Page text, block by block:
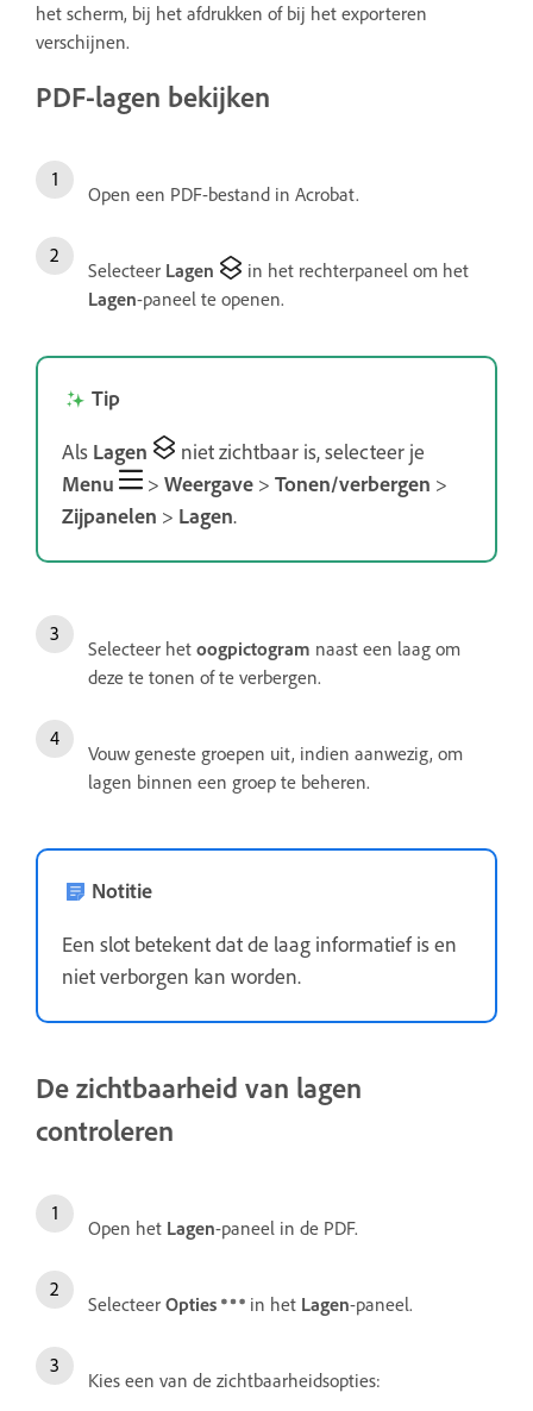
het scherm, bij het afdrukken of bij het exporteren
verschijnen.
PDF-lagen bekijken
Open een PDF-bestand in Acrobat.
Selecteer Lagen
in het rechterpaneel om het
Lagen-paneel te openen.
Tip
Als Lagen
niet zichtbaar is, selecteer je
Menu
> Weergave > Tonen/verbergen >
Zijpanelen > Lagen.
Selecteer het oogpictogram naast een laag om
deze te tonen of te verbergen.
Vouw geneste groepen uit, indien aanwezig, om
lagen binnen een groep te beheren.
Notitie
Een slot betekent dat de laag informatief is en
niet verborgen kan worden.
De zichtbaarheid van lagen
controleren
Open het Lagen-paneel in de PDF.
Selecteer Opties in het Lagen-paneel.
Kies een van de zichtbaarheidsopties: